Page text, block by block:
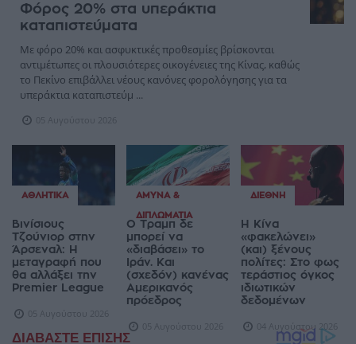
Φόρος 20% στα υπεράκτια
καταπιστεύματα
Με φόρο 20% και ασφυκτικές προθεσμίες βρίσκονται
αντιμέτωπες οι πλουσιότερες οικογένειες της Κίνας, καθώς
το Πεκίνο επιβάλλει νέους κανόνες φορολόγησης για τα
υπεράκτια καταπιστεύμ ...
05 Αυγούστου 2026
ΑΘΛΗΤΙΚΆ
Βινίσιους
Τζούνιορ στην
Άρσεναλ: Η
μεταγραφή που
θα αλλάξει την
Premier League
05 Αυγούστου 2026
ΆΜΥΝΑ &
ΔΙΠΛΩΜΑΤΊΑ
Ο Τραμπ δε
μπορεί να
«διαβάσει» το
Ιράν. Και
(σχεδόν) κανένας
Αμερικανός
πρόεδρος
05 Αυγούστου 2026
ΔΙΕΘΝΉ
Η Κίνα
«φακελώνει»
(και) ξένους
πολίτες: Στο φως
τεράστιος όγκος
ιδιωτικών
δεδομένων
04 Αυγούστου 2026